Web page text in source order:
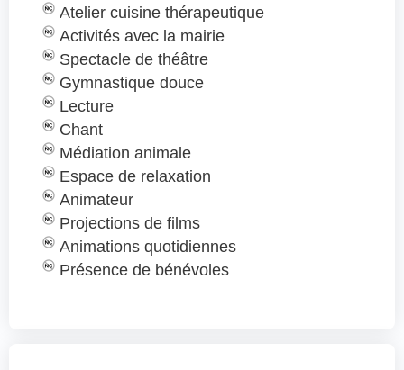
Atelier cuisine thérapeutique
Activités avec la mairie
Spectacle de théâtre
Gymnastique douce
Lecture
Chant
Médiation animale
Espace de relaxation
Animateur
Projections de films
Animations quotidiennes
Présence de bénévoles